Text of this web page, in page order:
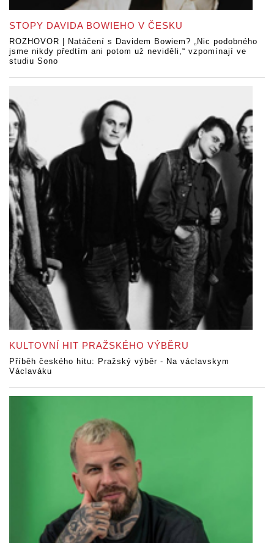
STOPY DAVIDA BOWIEHO V ČESKU
ROZHOVOR | Natáčení s Davidem Bowiem? „Nic podobného
jsme nikdy předtím ani potom už neviděli,“ vzpomínají ve
studiu Sono
KULTOVNÍ HIT PRAŽSKÉHO VÝBĚRU
Příběh českého hitu: Pražský výběr - Na václavskym
Václaváku